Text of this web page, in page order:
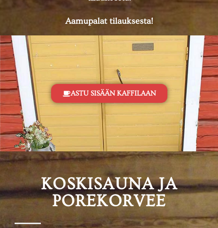
Aamupalat tilauksesta!
ASTU SISÄÄN KAFFILAAN
KOSKISAUNA JA
POREKORVEE